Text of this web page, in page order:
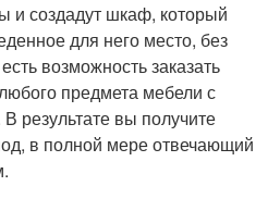
и создадут шкаф, который
для него место, без
возможность заказать
предмета мебели с
результате вы получите
в полной мере отвечающий